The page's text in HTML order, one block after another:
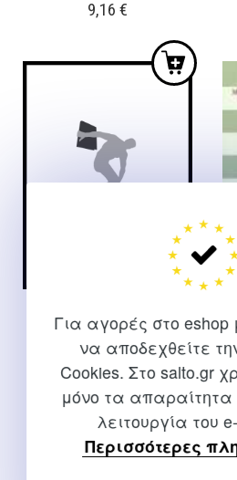
Για αγορές στο
να αποδεχθείτε
Cookies. Στο salto.gr
μόνο τα απαραίτητα
λειτουργία του
Περισσότερες
9,16 €
ΠΡΟΧΩΡΗΜΕΝΟΥΣ
Καμπάνης Ν.
8,32€